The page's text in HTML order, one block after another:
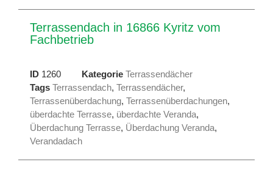
Terrassendach in 16866 Kyritz vom
Fachbetrieb
ID 1260 Kategorie Terrassendächer
Tags Terrassendach, Terrassendächer,
Terrassenüberdachung, Terrassenüberdachungen,
überdachte Terrasse, überdachte Veranda,
Überdachung Terrasse, Überdachung Veranda,
Verandadach